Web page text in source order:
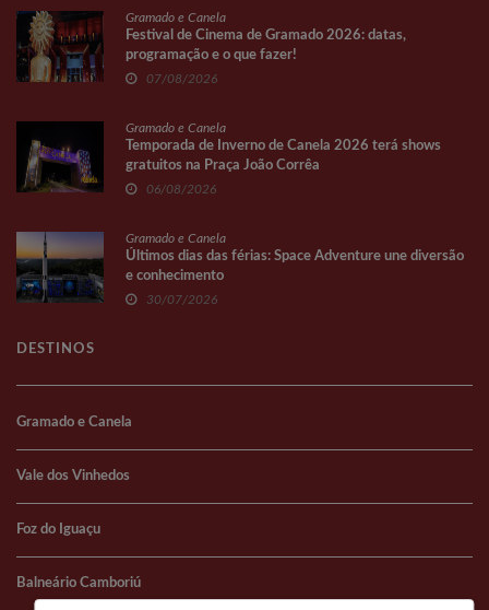
Gramado e Canela
Festival de Cinema de Gramado 2026: datas,
programação e o que fazer!
07/08/2026
Gramado e Canela
Temporada de Inverno de Canela 2026 terá shows
gratuitos na Praça João Corrêa
06/08/2026
Gramado e Canela
Últimos dias das férias: Space Adventure une diversão
e conhecimento
30/07/2026
DESTINOS
Gramado e Canela
Vale dos Vinhedos
Foz do Iguaçu
Balneário Camboriú